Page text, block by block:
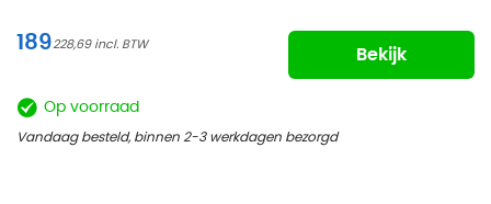
189228,69
Bekijk
Op voorraad
Vandaag besteld, binnen 2-3 werkdagen bezorgd